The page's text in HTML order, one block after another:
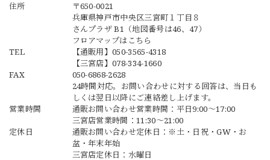
住所
〒650-0021
兵庫県神戸市中央区三宮町１丁目８
さんプラザ B1（地図番号は46、47）
フロアマップは こちら
TEL
【通販用】050-3565-4318
【三宮店】078-334-1660
FAX
050-6868-2628
24時間対応。お問い合わせに対する回答は、当日も
しくは翌日以降にご連絡差し上げます。
営業時間
通販お問い合わせ営業時間：平日9:00〜17:00
三宮店営業時間：11:30～21:00
定休日
通販お問い合わせ定休日：※土・日祝・GW・お
盆・年末年始
三宮店定休日：水曜日